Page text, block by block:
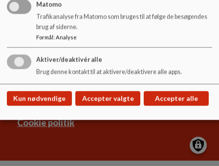
Lindehøjskolen
Borgerdiget 105, 2730 Herlev
lindehoejskolen@herlev.dk
+45 4452 5555
EAN NR.
5798008769214
Sitemap
Cookie politik
Matomo
Trafikanalyse fra Matomo som bruges til at følge de besøgendes
brug af siderne.
Formål: Analyse
Aktiver/deaktivér alle
Brug denne kontakt til at aktivere/deaktivere alle apps.
Kun nødvendige Accepter valgte Accepter alle